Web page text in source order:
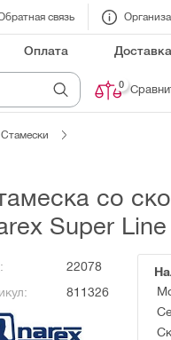
связь
Оплата Доставка
0
Стамески
со
Super
22078
811326